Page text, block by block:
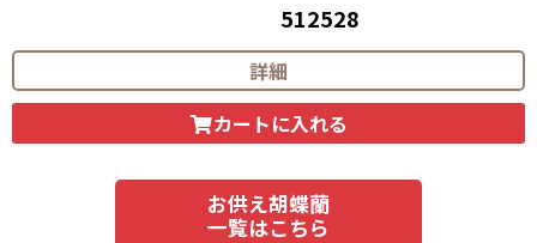
512528
55,000
詳細
カートに入れる
お供え胡蝶蘭
一覧はこちら